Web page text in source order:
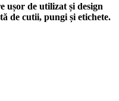
ușor de utilizat și design
de cutii, pungi și etichete.